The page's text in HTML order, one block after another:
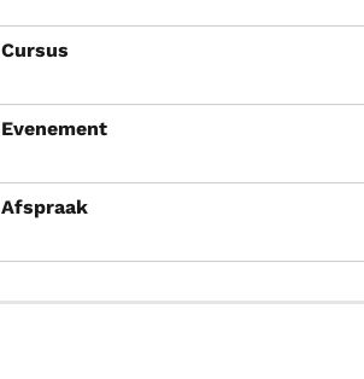
Cursus
Evenement
Afspraak